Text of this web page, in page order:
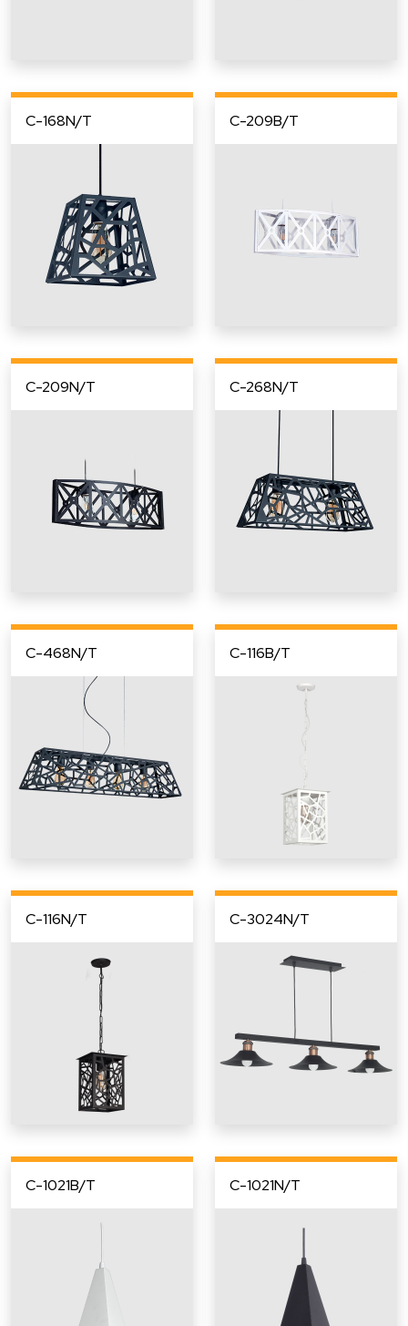
C-168N/T C-209B/T
C-209N/T C-268N/T
C-468N/T C-116B/T
C-116N/T C-3024N/T
C-1021B/T C-1021N/T